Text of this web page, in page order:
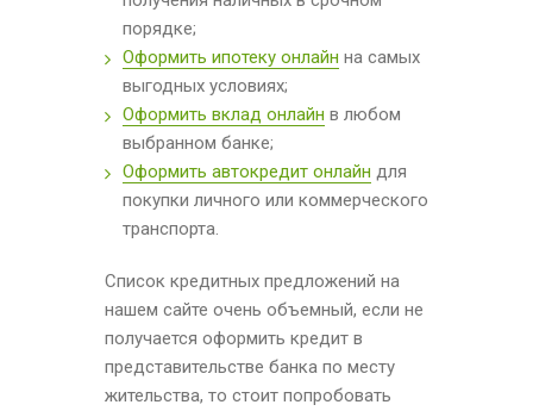
порядке;
Оформить ипотеку онлайн на самых
выгодных условиях;
Оформить вклад онлайн в любом
выбранном банке;
Оформить автокредит онлайн для
покупки личного или коммерческого
транспорта.
Список кредитных предложений на
нашем сайте очень объемный, если не
получается оформить кредит в
представительстве банка по месту
жительства, то стоит попробовать